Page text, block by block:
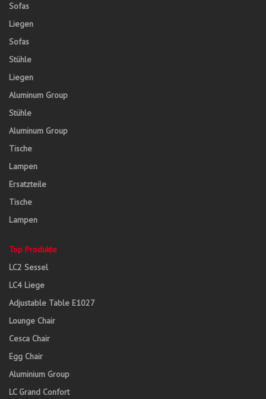
Sofas
Liegen
Sofas
Stühle
Liegen
Aluminum Group
Stühle
Aluminum Group
Tische
Lampen
Ersatzteile
Tische
Lampen
Top Produkte
LC2 Sessel
LC4 Liege
Adjustable Table E1027
Lounge Chair
Cesca Chair
Egg Chair
Aluminium Group
LC Grand Confort